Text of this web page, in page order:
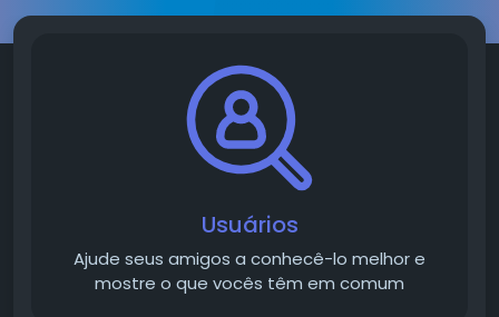
Usuários
Ajude seus amigos a conhecê-lo melhor e
mostre o que vocês têm em comum